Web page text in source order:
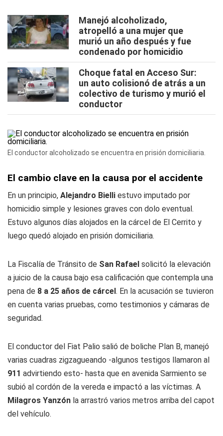
Manejó alcoholizado,
atropelló a una mujer que
murió un año después y fue
condenado por homicidio
Choque fatal en Acceso Sur:
un auto colisionó de atrás a un
colectivo de turismo y murió el
conductor
El conductor alcoholizado se encuentra en prisión domiciliaria.
El cambio clave en la causa por el accidente
En un principio, Alejandro Bielli estuvo imputado por
homicidio simple y lesiones graves con dolo eventual.
Estuvo algunos días alojados en la cárcel de El Cerrito y
luego quedó alojado en prisión domiciliaria.
La Fiscalía de Tránsito de San Rafael solicitó la elevación
a juicio de la causa bajo esa calificación que contempla una
pena de 8 a 25 años de cárcel. En la acusación se tuvieron
en cuenta varias pruebas, como testimonios y cámaras de
seguridad.
El conductor del Fiat Palio salió de boliche Plan B, manejó
varias cuadras zigzagueando -algunos testigos llamaron al
911 advirtiendo esto- hasta que en avenida Sarmiento se
subió al cordón de la vereda e impactó a las víctimas. A
Milagros Yanzón la arrastró varios metros arriba del capot
del vehículo.